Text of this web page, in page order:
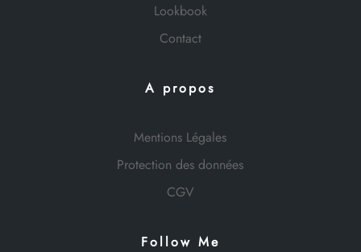
Lookbook
Contact
A propos
Mentions Légales
Protection des données
CGV
Follow Me